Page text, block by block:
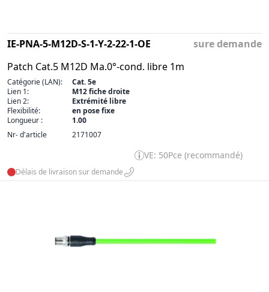
IE-PNA-5-M12D-S-1-Y-2-22-1-OE
Patch Cat.5 M12D Ma.0°-cond. libre 1m
sure demande
Catégorie (LAN):
Cat. 5e
Lien 1:
M12 fiche droite
Lien 2:
Extrémité libre
Flexibilité:
en pose fixe
Longueur :
1.00
Nr- d'article
2171007
VE: 50Pce (recommandé)
Délais de livraison sur demande